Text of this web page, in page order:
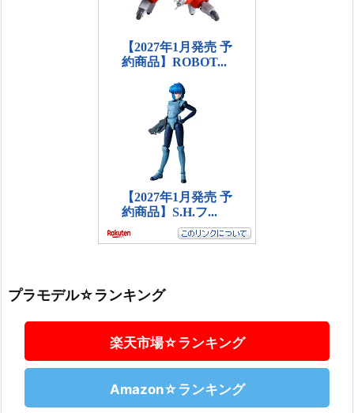
プラモデル☆ランキング
楽天市場☆ランキング
Amazon☆ランキング